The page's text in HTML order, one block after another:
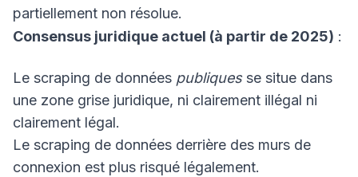
partiellement non résolue.
Consensus juridique actuel (à partir de 2025) :
Le scraping de données publiquesse situe dans
une zone grise juridique, ni clairement illégal ni
clairement légal.
Le scraping de données derrière des murs de
connexion est plus risqué légalement.